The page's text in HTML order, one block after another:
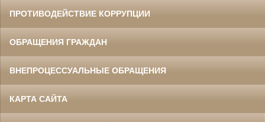
ПРОТИВОДЕЙСТВИЕ КОРРУПЦИИ
ОБРАЩЕНИЯ ГРАЖДАН
ВНЕПРОЦЕССУАЛЬНЫЕ ОБРАЩЕНИЯ
КАРТА САЙТА